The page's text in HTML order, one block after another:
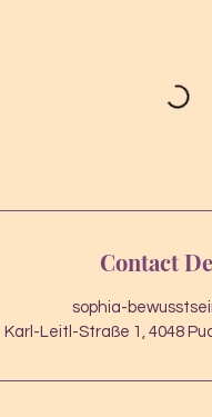
Contact
sophia-
Karl-Leitl-Straße 1, 4048